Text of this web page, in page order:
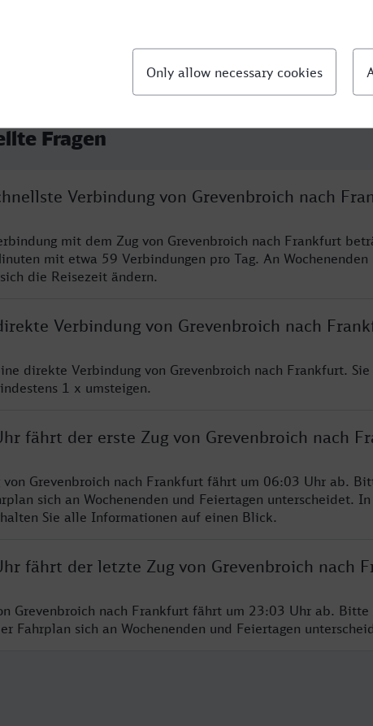
Fragen
Verbindung von Grevenbroich nach
mit dem Zug von Grevenbroich nach Frankfurt
mit etwa 59 Verbindungen pro Tag. An Wochenenden
die Reisezeit ändern.
Verbindung von Grevenbroich nach
direkte Verbindung von Grevenbroich nach Frankfurt. Sie
1 x umsteigen.
fährt der erste Zug von Grevenbroich nach
von Grevenbroich nach Frankfurt fährt um 06:03 Uhr ab.
sich an Wochenenden und Feiertagen unterscheidet.
Sie alle Informationen auf einen Blick.
fährt der letzte Zug von Grevenbroich nach
Grevenbroich nach Frankfurt fährt um 23:03 Uhr ab. Bitte
Fahrplan sich an Wochenenden und Feiertagen